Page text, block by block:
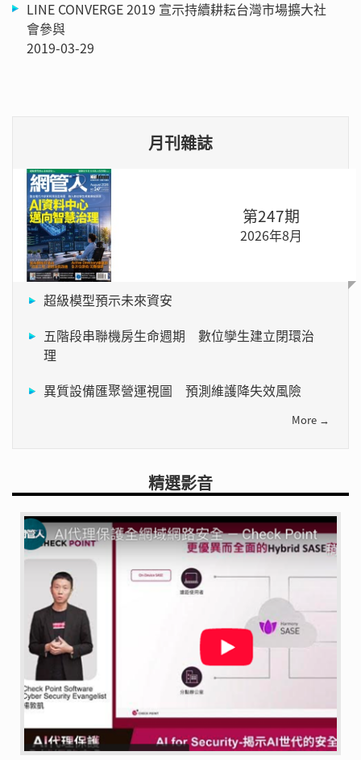
LINE CONVERGE 2019 宣示持續耕耘台灣市場擴大社
會參與
2019-03-29
月刊雜誌
第247期
2026年8月
超級模型預示未來資安
五階段串聯機房生命週期 數位孿生建立閉環治
理
異質設備匯聚營運視圖 預測維護降失效風險
More →
精選影音